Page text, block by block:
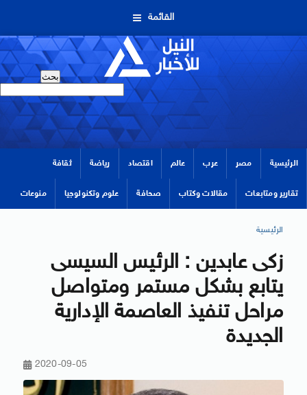
القائمة
الرئيسية مصر عرب عالم اقتصاد رياضة ثقافة
تقارير ومتابعات مقالات وكتاب صحافة علوم وتكنولوجيا منوعات
الرئيسية
زكى عابدين : الرئيس السيسى
يتابع بشكل مستمر ومتواصل
مراحل تنفيذ العاصمة الإدارية
الجديدة
2020-09-05